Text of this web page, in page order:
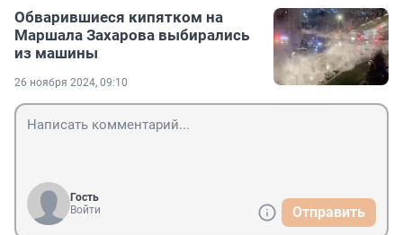
Обварившиеся кипятком на
Маршала Захарова выбирались
из машины
26 ноября 2024, 09:10
Гость
Войти
Отправить